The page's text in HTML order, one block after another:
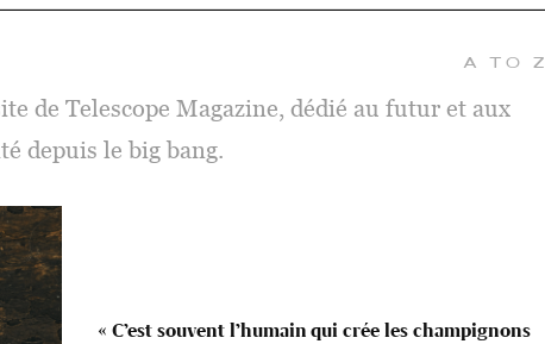
A to Z
de Telescope Magazine, dédié au futur et aux
depuis le big bang.
« C’est souvent l’humain qui crée les champignons